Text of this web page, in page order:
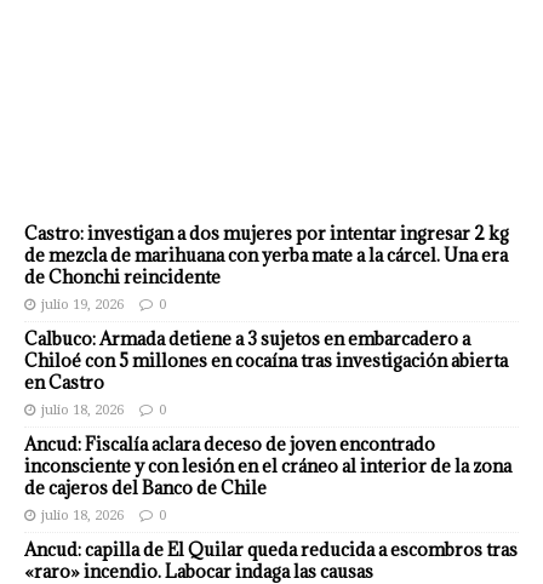
Castro: investigan a dos mujeres por intentar ingresar 2 kg
de mezcla de marihuana con yerba mate a la cárcel. Una era
de Chonchi reincidente
julio 19, 2026 0
Calbuco: Armada detiene a 3 sujetos en embarcadero a
Chiloé con 5 millones en cocaína tras investigación abierta
en Castro
julio 18, 2026 0
Ancud: Fiscalía aclara deceso de joven encontrado
inconsciente y con lesión en el cráneo al interior de la zona
de cajeros del Banco de Chile
julio 18, 2026 0
Ancud: capilla de El Quilar queda reducida a escombros tras
«raro» incendio. Labocar indaga las causas